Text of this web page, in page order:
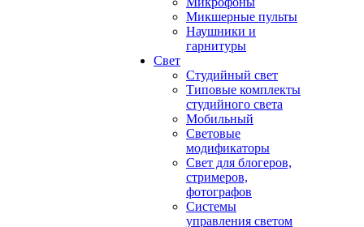
Микшерные пульты
Наушники и
гарнитуры
Свет
Студийный свет
Типовые комплекты
студийного света
Мобильный
Световые
модификаторы
Свет для блогеров,
стримеров,
фотографов
Системы
управления светом